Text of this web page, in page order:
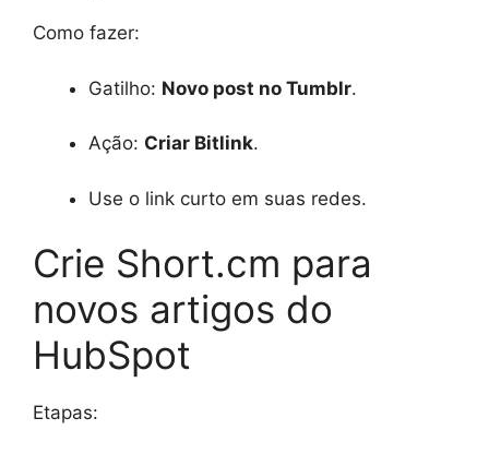
Como fazer:
Gatilho: Novo post no Tumblr.
Ação: Criar Bitlink.
Use o link curto em suas redes.
Crie Short.cm para
novos artigos do
HubSpot
Etapas: